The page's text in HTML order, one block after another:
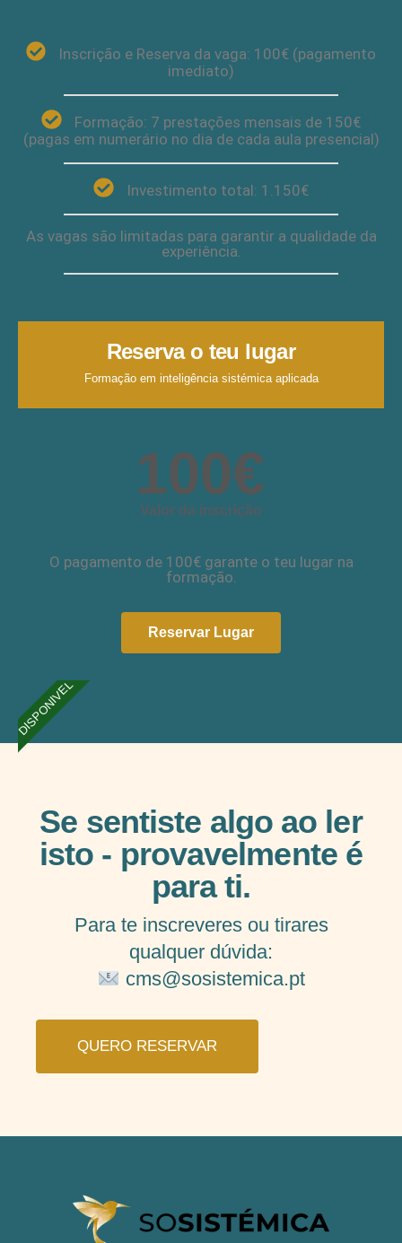
Inscrição e Reserva da vaga: 100€ (pagamento
imediato)
Formação: 7 prestações mensais de 150€
(pagas em numerário no dia de cada aula presencial)
Investimento total: 1.150€
As vagas são limitadas para garantir a qualidade da
experiência.
Reserva o teu lugar
Formação em inteligência sistémica aplicada
100€
Valor da inscrição
O pagamento de 100€ garante o teu lugar na
formação.
Reservar Lugar
DISPONIVEL
Se sentiste algo ao ler
isto - provavelmente é
para ti.
Para te inscreveres ou tirares
qualquer dúvida:
cms@sosistemica.pt
QUERO RESERVAR